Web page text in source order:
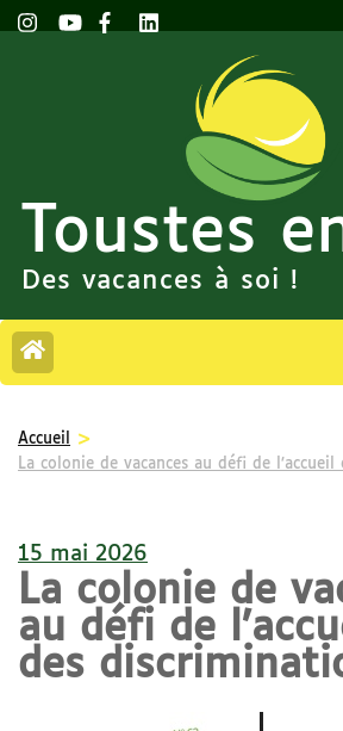
Toustes
Des vacances à soi !
Accueil >
La colonie de vacances au défi de
15 mai 2026
La colonie de
au défi de
des